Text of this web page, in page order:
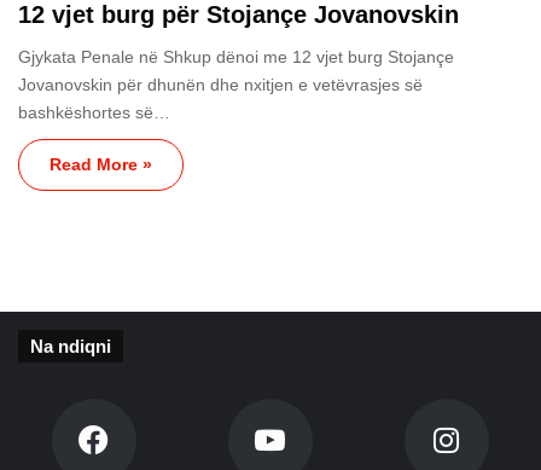
12 vjet burg për Stojançe Jovanovskin
Gjykata Penale në Shkup dënoi me 12 vjet burg Stojançe
Jovanovskin për dhunën dhe nxitjen e vetëvrasjes së
bashkëshortes së…
Read More »
Na ndiqni